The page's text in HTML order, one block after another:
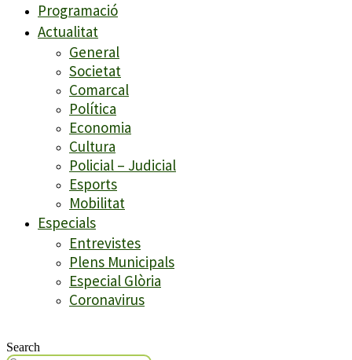
Programació
Actualitat
General
Societat
Comarcal
Política
Economia
Cultura
Policial – Judicial
Esports
Mobilitat
Especials
Entrevistes
Plens Municipals
Especial Glòria
Coronavirus
Search